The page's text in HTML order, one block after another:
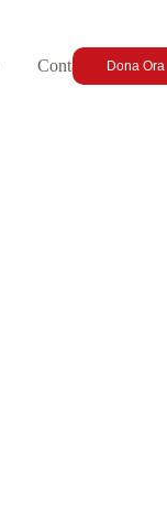
Contatti Dona Ora